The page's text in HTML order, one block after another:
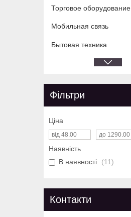
Торговое оборудование
Мобильная связь
Бытовая техника
Фільтри
Ціна
Наявність
В наявності
11
Контакти